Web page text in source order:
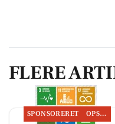
FLERE
SPONSORERET OPSLAGSTAVLEN